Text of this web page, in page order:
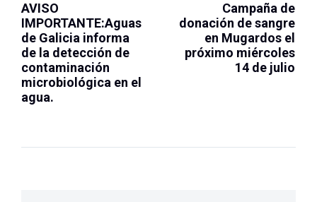
AVISO
IMPORTANTE:Aguas
de Galicia informa
de la detección de
contaminación
microbiológica en el
agua.
Campaña de
donación de sangre
en Mugardos el
próximo miércoles
14 de julio